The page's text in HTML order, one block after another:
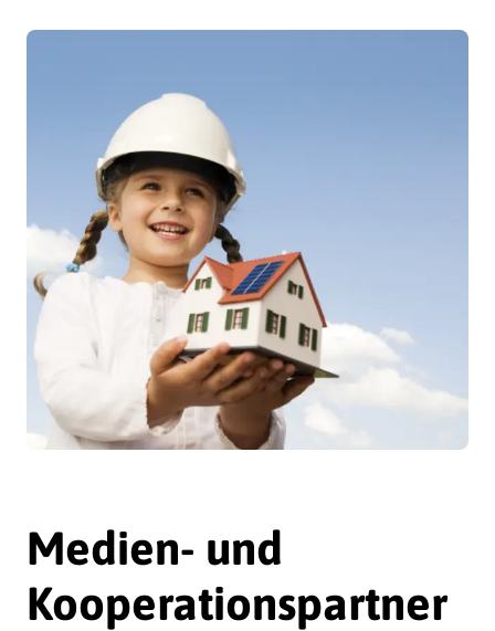
Medien- und
Kooperationspartner